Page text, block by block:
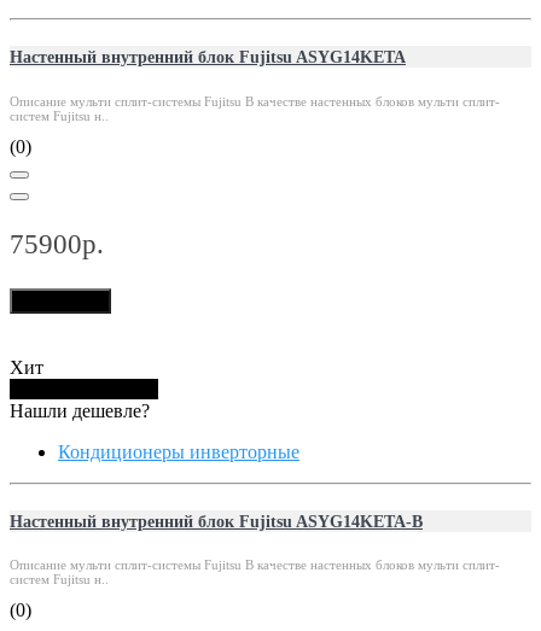
Настенный внутренний блок Fujitsu ASYG14KETA
Описание мульти сплит-системы Fujitsu В качестве настенных блоков мульти сплит-
систем Fujitsu н..
(0)
75900р.
Хит
Нашли дешевле?
Кондиционеры инверторные
Настенный внутренний блок Fujitsu ASYG14KETA-B
Описание мульти сплит-системы Fujitsu В качестве настенных блоков мульти сплит-
систем Fujitsu н..
(0)